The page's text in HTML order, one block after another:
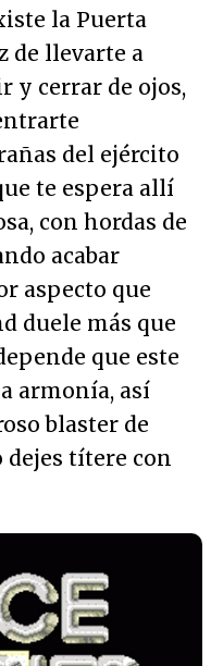
la Puerta
de llevarte a
y cerrar de ojos,
del ejército
te espera allí
con hordas de
acabar
aspecto que
duele más que
que este
armonía, así
blaster de
títere con